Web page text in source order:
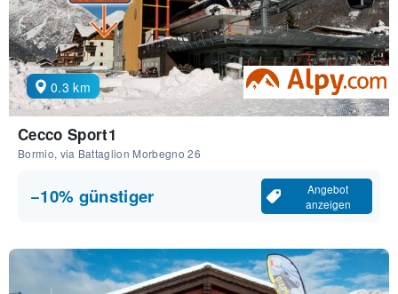
0.3 km
Cecco Sport1
Bormio, via Battaglion Morbegno 26
−10% günstiger
Angebot
anzeigen